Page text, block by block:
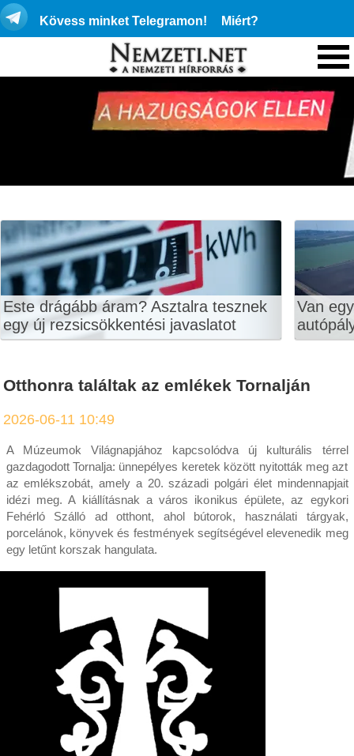
Kövess minket Telegramon! Miért?
Este drágább áram? Asztalra tesznek
egy új rezsicsökkentési javaslatot
Van
Otthonra találtak az emlékek Tornalján
2026-06-11 10:49
A Múzeumok Világnapjához kapcsolódva új kulturális térrel
gazdagodott Tornalja: ünnepélyes keretek között nyitották meg azt
az emlékszobát, amely a 20. századi polgári élet mindennapjait
idézi meg. A kiállításnak a város ikonikus épülete, az egykori
Fehérló Szálló ad otthont, ahol bútorok, használati tárgyak,
porcelánok, könyvek és festmények segítségével elevenedik meg
egy letűnt korszak hangulata.